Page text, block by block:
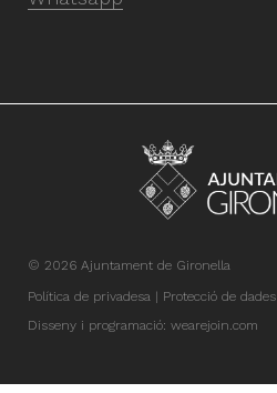
© 2026 Ajuntament de Gironella
Política de privadesa
Protecció de dades
Disseny i programació: wearejoin.com